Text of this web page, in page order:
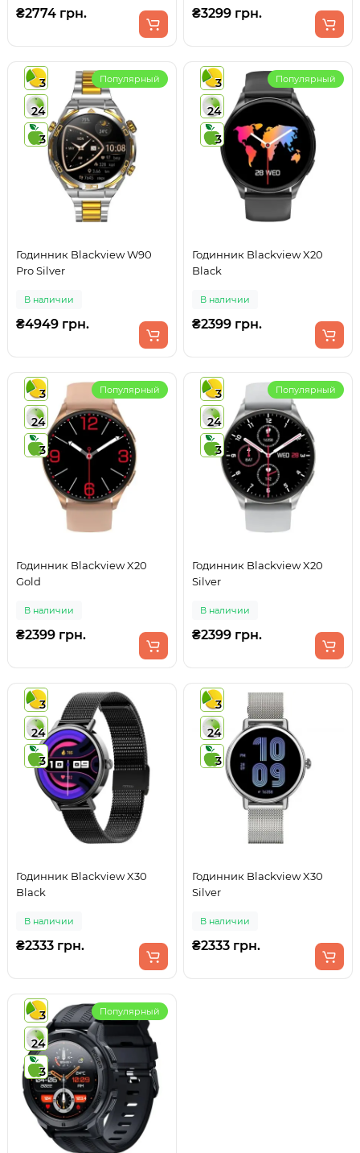
₴2774 грн. ₴3299 грн.
3
24
3
Популярный
Годинник Blackview W90
Pro Silver
В наличии
₴4949 грн.
3
24
3
Популярный
Годинник Blackview X20
Black
В наличии
₴2399 грн.
3
24
3
Популярный
Годинник Blackview X20
Gold
В наличии
₴2399 грн.
3
24
3
Популярный
Годинник Blackview X20
Silver
В наличии
₴2399 грн.
3
24
3
Годинник Blackview X30
Black
В наличии
₴2333 грн.
3
24
3
Годинник Blackview X30
Silver
В наличии
₴2333 грн.
3
24
3
Популярный